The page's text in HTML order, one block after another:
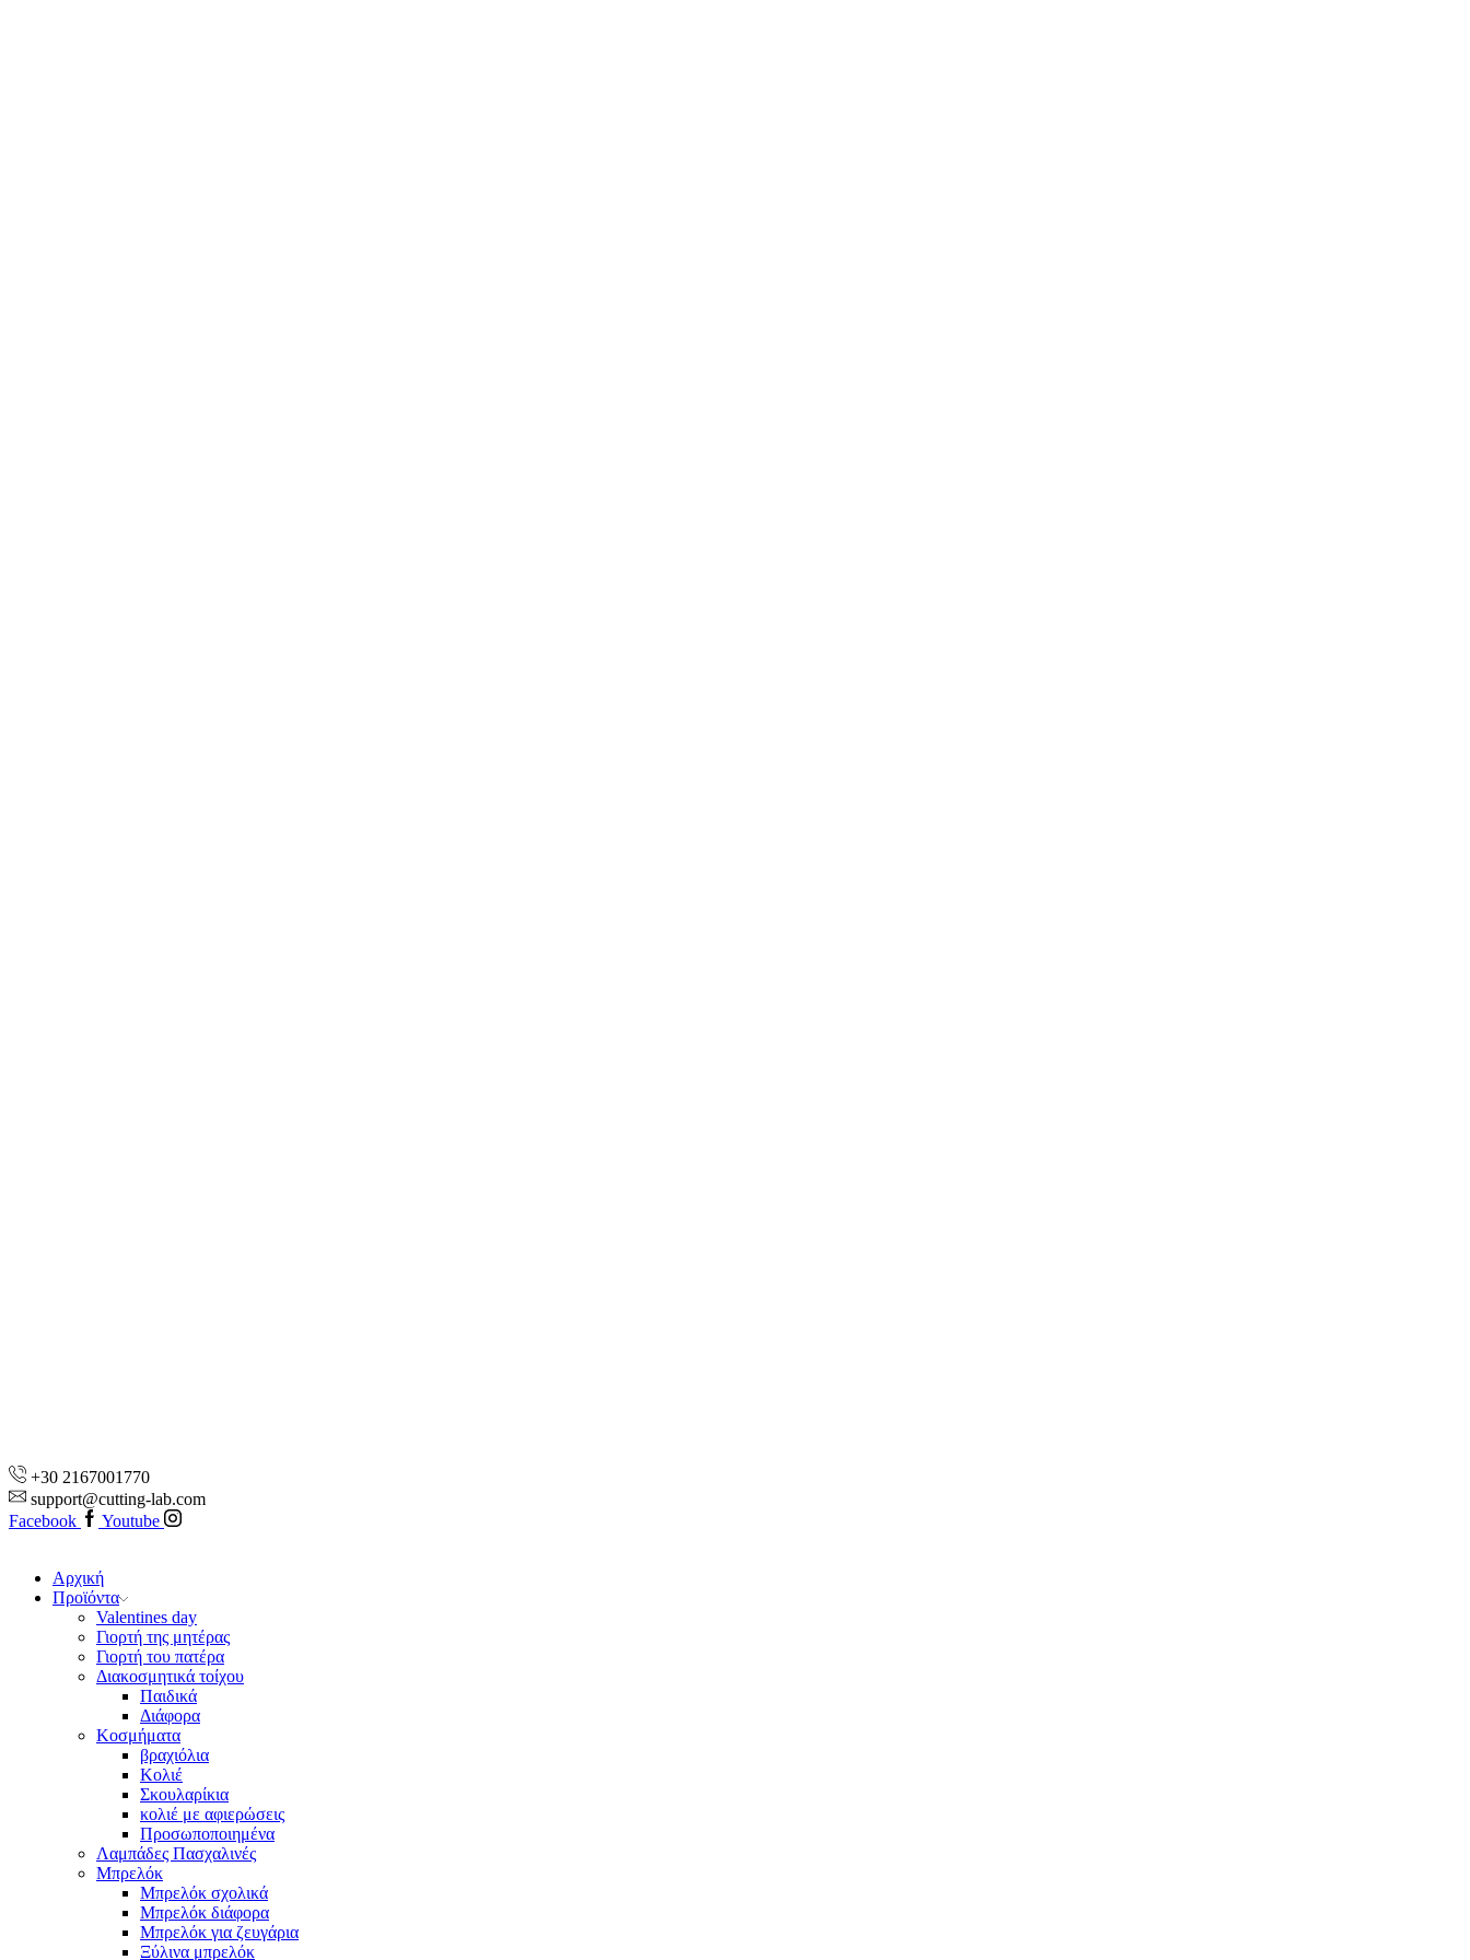
+30 2167001770
support@cutting-lab.com
Facebook
Youtube
Αρχική
Προϊόντα
Valentines day
Γιορτή της μητέρας
Γιορτή του πατέρα
Διακοσμητικά τοίχου
Παιδικά
Διάφορα
Κοσμήματα
βραχιόλια
Kολιέ
Σκουλαρίκια
κολιέ με αφιερώσεις
Προσωποποιημένα
Λαμπάδες Πασχαλινές
Μπρελόκ
Μπρελόκ σχολικά
Μπρελόκ διάφορα
Μπρελόκ για ζευγάρια
Ξύλινα μπρελόκ